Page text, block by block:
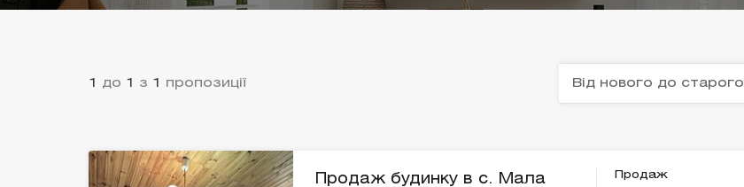
1 до 1 з 1 пропозиції Від нового до старого
Продаж будинку в с. Мала
Продаж